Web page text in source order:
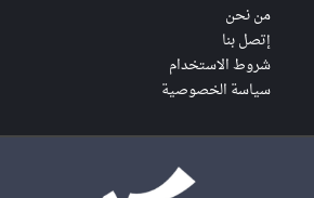
من نحن
إتصل بنا
شروط الاستخدام
سياسة الخصوصية